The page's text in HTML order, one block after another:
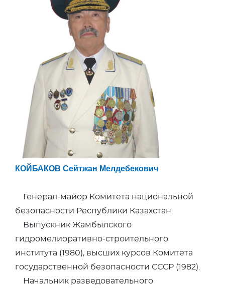
КОЙБАКОВ Сейтжан Мелдебекович
Генерал-майор Комитета национальной
безопасности Республики Казахстан.
Выпускник Жамбылского
гидромелиоративно-строительного
института (1980), высших курсов Комитета
государственной безопасности СССР (1982).
Начальник разведовательного